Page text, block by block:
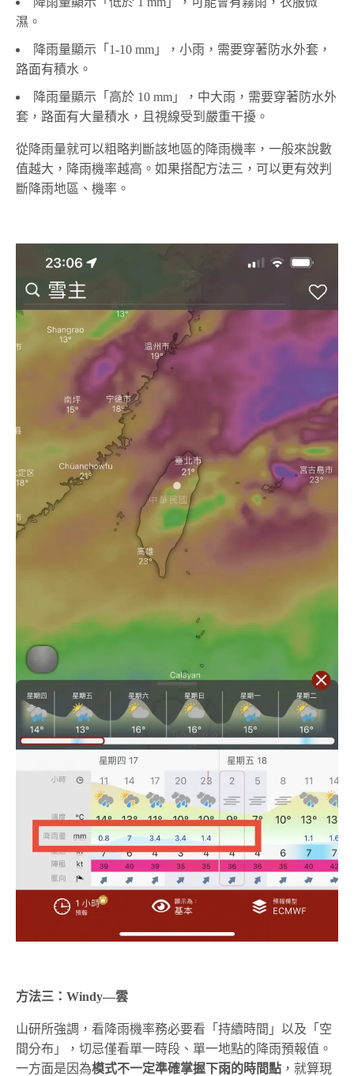
濕。
降雨量顯示「1-10 mm」，小雨，需要穿著防水外套，
路面有積水。
降雨量顯示「高於 10 mm」，中大雨，需要穿著防水外
套，路面有大量積水，且視線受到嚴重干擾。
從降雨量就可以粗略判斷該地區的降雨機率，一般來說數
值越大，降雨機率越高。如果搭配方法三，可以更有效判
斷降雨地區、機率。
方法三：Windy—雲
山研所強調，看降雨機率務必要看「持續時間」以及「空
間分布」，切忌僅看單一時段、單一地點的降雨預報值。
一方面是因為模式不一定準確掌握下雨的時間點 ，就算現